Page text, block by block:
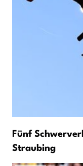
Fünf
Straubing